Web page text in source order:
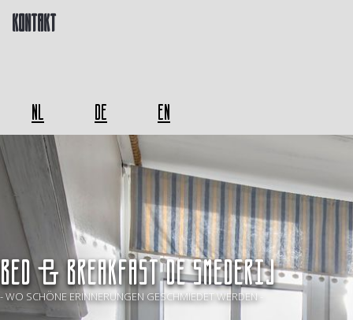
Kontakt
NL DE EN
BED & BREAKFAST De Smederij
- WO SCHÖNE ERINNERUNGEN GESCHMIEDET WERDEN -